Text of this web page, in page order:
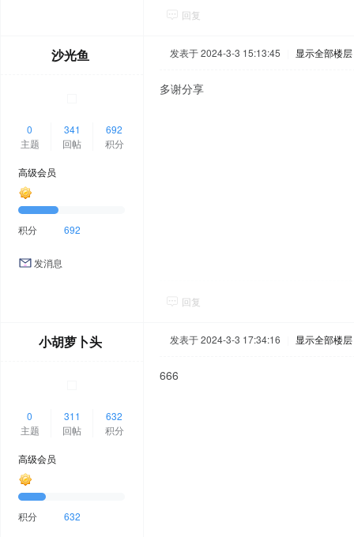
回复
沙光鱼
0
主题
341
回帖
692
积分
高级会员
积分 692
发消息
发表于 2024-3-3 15:13:45 显示全部楼层
多谢分享
回复
小胡萝卜头
0
主题
311
回帖
632
积分
高级会员
积分 632
发表于 2024-3-3 17:34:16 显示全部楼层
666